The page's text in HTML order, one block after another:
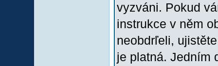
vyzváni. Pokud
instrukce v něm
neobdrľeli,
je platná. Jedním